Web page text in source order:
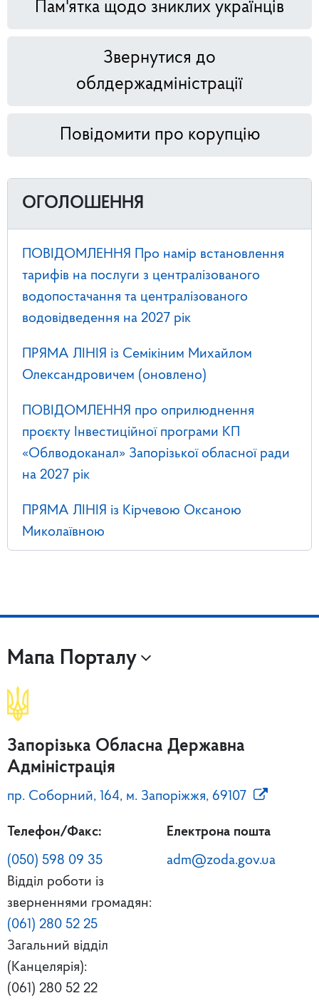
Пам'ятка щодо зниклих українців
Звернутися до
облдержадміністрації
Повідомити про корупцію
ОГОЛОШЕННЯ
ПОВІДОМЛЕННЯ Про намір встановлення
тарифів на послуги з централізованого
водопостачання та централізованого
водовідведення на 2027 рік
ПРЯМА ЛІНІЯ із Семікіним Михайлом
Олександровичем (оновлено)
ПОВІДОМЛЕННЯ про оприлюднення
проєкту Інвестиційної програми КП
«Облводоканал» Запорізької обласної ради
на 2027 рік
ПРЯМА ЛІНІЯ із Кірчевою Оксаною
Миколаївною
Мапа Порталу
Запорізька Обласна Державна
Адміністрація
пр. Соборний, 164, м. Запоріжжя, 69107
Телефон/Факс:
(050) 598 09 35
Відділ роботи із
зверненнями громадян:
(061) 280 52 25
Загальний відділ
(Канцелярія):
(061) 280 52 22
Електрона пошта
adm@zoda.gov.ua